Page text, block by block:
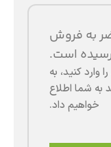
به فروش
است.
کنید، به
به شما اطلاع
خواهیم داد.